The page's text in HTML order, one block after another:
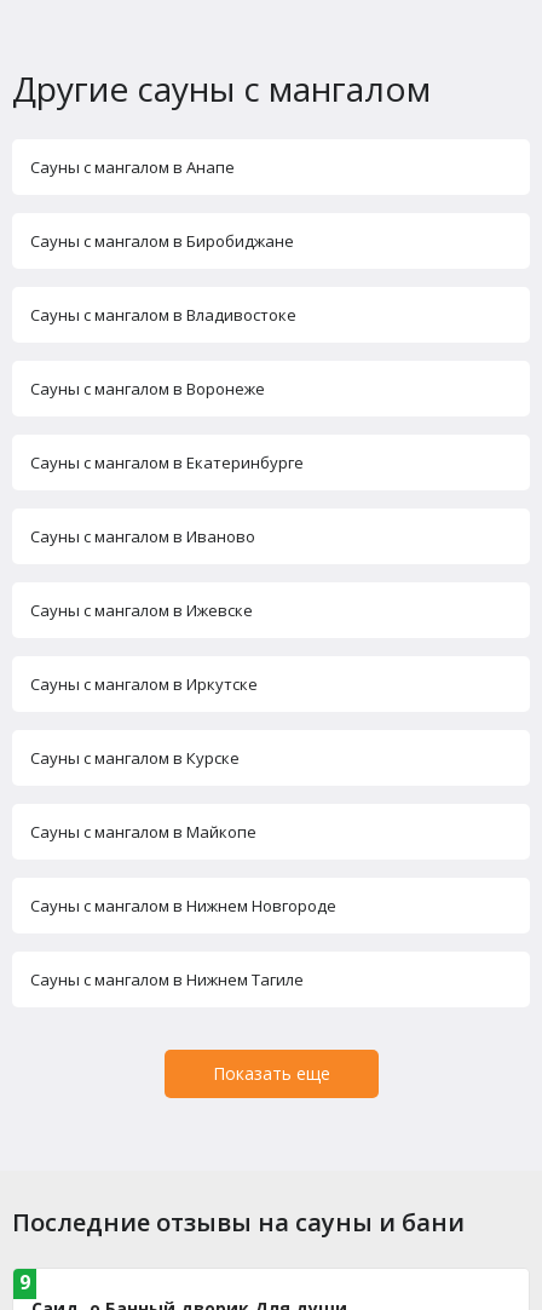
Другие сауны с мангалом
Сауны с мангалом в Анапе
Сауны с мангалом в Биробиджане
Сауны с мангалом в Владивостоке
Сауны с мангалом в Воронеже
Сауны с мангалом в Екатеринбурге
Сауны с мангалом в Иваново
Сауны с мангалом в Ижевске
Сауны с мангалом в Иркутске
Сауны с мангалом в Курске
Сауны с мангалом в Майкопе
Сауны с мангалом в Нижнем Новгороде
Сауны с мангалом в Нижнем Тагиле
Показать еще
Последние отзывы на сауны и бани
9